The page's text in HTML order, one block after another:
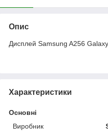
Опис
Дисплей Samsung A256
Характеристики
Основні
Виробник